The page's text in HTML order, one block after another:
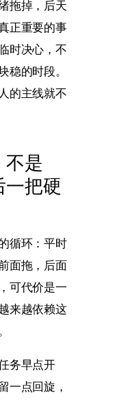
拖掉，后天
正重要的事
时决心，不
的时段。
的主线就不
不是
把硬
循环：平时
面拖，后面
可代价是一
来越依赖这
务早点开
一点回旋，